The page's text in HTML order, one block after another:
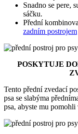
Snadno se pere,
sáčku.
Přední
zadním postrojem
POSKYTUJE
Tento přední zvedací
psa se slabýma
psa, abyste mu